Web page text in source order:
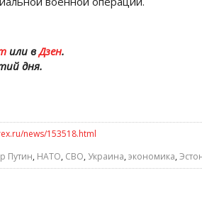
или вДзен.
дня.
news/153518.html
Путин, НАТО, СВО, Украина, экономика,